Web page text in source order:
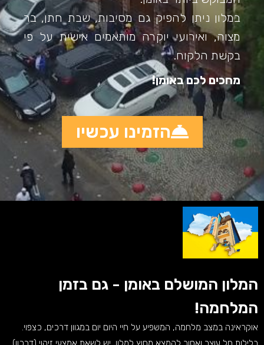
במלון ניתן להפיק גם מסיבות, שבת חתן, בר
מצוה, ואירועי יוקרה מותאמים אישית על פי
בקשת הלקוח.
מחכים לכם באומן!
הזמינו עכשיו
המלון המושלם באומן - גם בזמן
המלחמה!
אוקראינה במצב מלחמה, המשפיע על חיי היום יום במגוון דרכים, כצפוי.